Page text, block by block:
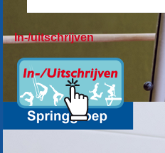
In-/uitschrijven